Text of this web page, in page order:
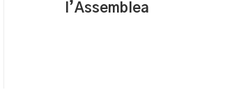
l’Assemblea